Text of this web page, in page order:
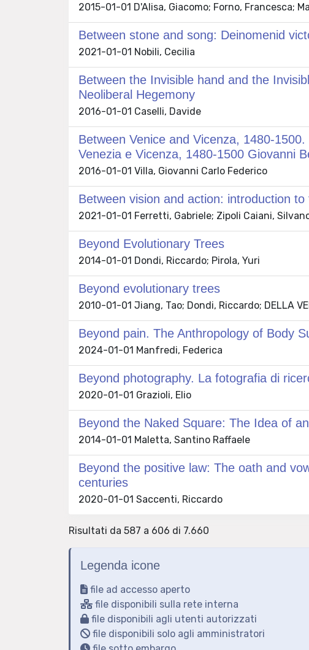
2015-01-01 D'Alisa, Giacomo; Forno, Francesca;
Between stone and song: Deinomenid
2021-01-01 Nobili, Cecilia
Between the Invisible hand and the
Neoliberal Hegemony
2016-01-01 Caselli, Davide
Between Venice and Vicenza, 1480-
Venezia e Vicenza, 1480-1500 Giovanni
2016-01-01 Villa, Giovanni Carlo Federico
Between vision and action: introduction
2021-01-01 Ferretti, Gabriele; Zipoli Caiani,
Beyond Evolutionary Trees
2014-01-01 Dondi, Riccardo; Pirola, Yuri
Beyond evolutionary trees
2010-01-01 Jiang, Tao; Dondi, Riccardo; DELLA
Beyond pain. The Anthropology of Body
2024-01-01 Manfredi, Federica
Beyond photography. La fotografia di
2020-01-01 Grazioli, Elio
Beyond the Naked Square: The Idea of
2014-01-01 Maletta, Santino Raffaele
Beyond the positive law: The oath and
centuries
2020-01-01 Saccenti, Riccardo
Risultati da 587 a 606 di 7.660
Legenda icone
file ad accesso aperto
file disponibili sulla rete interna
file disponibili agli utenti autorizzati
file disponibili solo agli amministratori